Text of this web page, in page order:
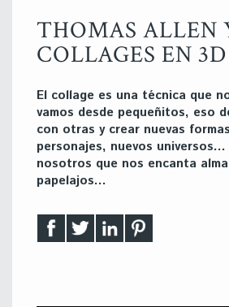
THOMAS ALLEN
COLLAGES EN 3D
El collage es una técnica que
vamos desde pequeñitos, eso
con otras y crear nuevas
personajes, nuevos universos…
nosotros que nos encanta
papelajos…